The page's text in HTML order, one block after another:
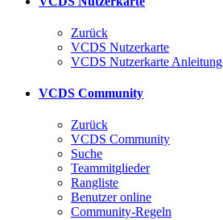
Zurück
VCDS Nutzerkarte
VCDS Nutzerkarte Anleitung
VCDS Community
Zurück
VCDS Community
Suche
Teammitglieder
Rangliste
Benutzer online
Community-Regeln